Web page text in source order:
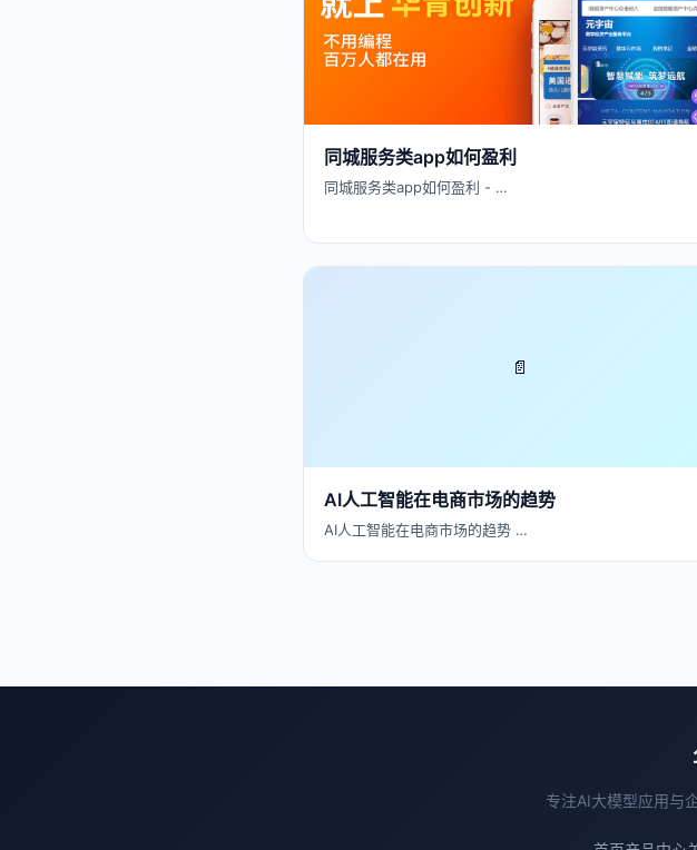
同城服务类app如何盈利
同城服务类app如何盈利 - …
📄
AI人工智能在电商市场的趋势
AI人工智能在电商市场的趋势 …
专注AI大模型应用与